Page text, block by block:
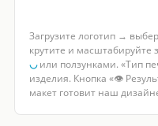
Загрузите логотип →
крутите и масштабируйте
◡или ползунками. «Тип
изделия. Кнопка «👁
макет готовит наш